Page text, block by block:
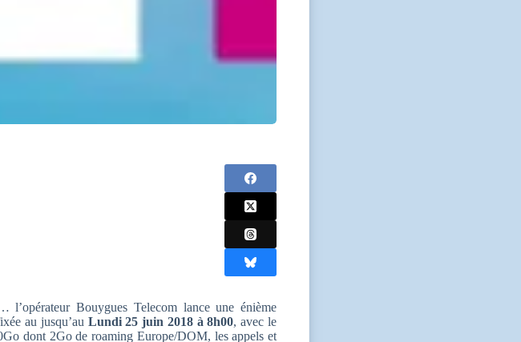
Bouygues Telecom lance une énième
au jusqu’au Lundi 25 juin 2018 à 8h00, avec le
dont 2Go de roaming Europe/DOM, les appels et